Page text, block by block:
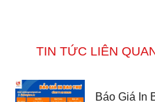
TIN TỨC LIÊN
Báo Giá In